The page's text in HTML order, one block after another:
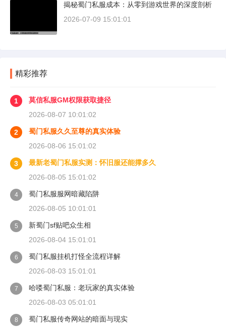
揭秘蜀门私服成本：从零到游戏世界的深度剖析
2026-07-09 15:01:01
精彩推荐
1
莫信私服GM权限获取捷径
2026-08-07 10:01:02
2
蜀门私服久久至尊的真实体验
2026-08-06 15:01:02
3
最新老蜀门私服实测：怀旧服还能撑多久
2026-08-05 15:01:02
4
蜀门私服服网暗藏陷阱
2026-08-05 10:01:01
5
新蜀门sf贴吧众生相
2026-08-04 15:01:01
6
蜀门私服挂机打怪全流程详解
2026-08-03 15:01:01
7
哈喽蜀门私服：老玩家的真实体验
2026-08-03 05:01:01
8 蜀门私服传奇网站的暗面与现实